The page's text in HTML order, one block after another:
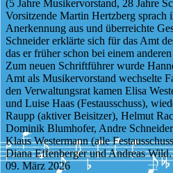
(5 Jahre Musikervorstand, 28 Jahre
Vorsitzende Martin Hertzberg sprach
Anerkennung aus und überreichte
Schneider erklärte sich für das Amt
das er früher schon bei einem
Zum neuen Schriftführer wurde
Amt als Musikervorstand wechselte
den Verwaltungsrat kamen Elisa
und Luise Haas (Festausschuss),
Raupp (aktiver Beisitzer), Helmut
Dominik Blumhofer, Andre
Klaus Westermann (alle
Diana Effenberger und Andreas Wild.
09. März 2026